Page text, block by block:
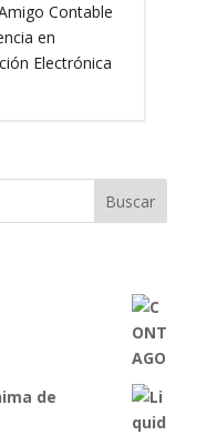
Contable
en
Electrónica
de